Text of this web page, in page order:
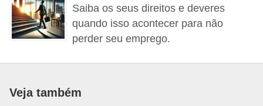
Saiba os seus direitos e deveres
quando isso acontecer para não
perder seu emprego.
Veja também
e
m
r
s